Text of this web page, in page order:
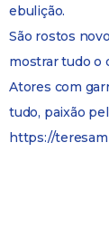
ebulição.
São rostos
mostrar tudo o
Atores com
tudo, paixão
https://